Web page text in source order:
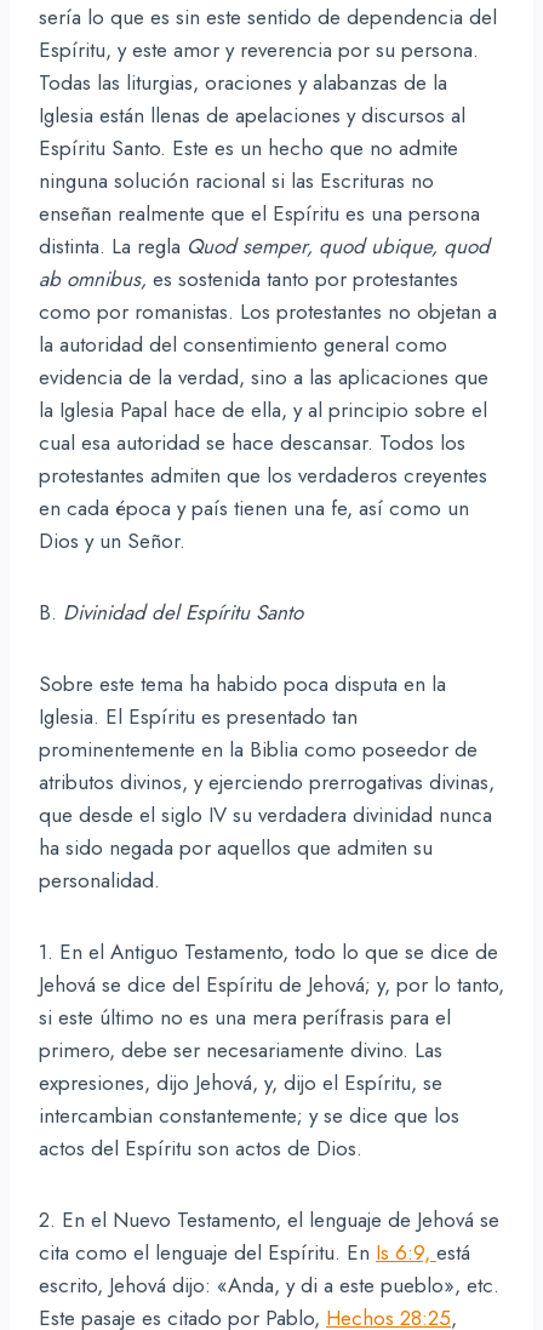
sería lo que es sin este sentido de dependencia del
Espíritu, y este amor y reverencia por su persona.
Todas las liturgias, oraciones y alabanzas de la
Iglesia están llenas de apelaciones y discursos al
Espíritu Santo. Este es un hecho que no admite
ninguna solución racional si las Escrituras no
enseñan realmente que el Espíritu es una persona
distinta. La regla Quod semper, quod ubique, quod
ab omnibus, es sostenida tanto por protestantes
como por romanistas. Los protestantes no objetan a
la autoridad del consentimiento general como
evidencia de la verdad, sino a las aplicaciones que
la Iglesia Papal hace de ella, y al principio sobre el
cual esa autoridad se hace descansar. Todos los
protestantes admiten que los verdaderos creyentes
en cada época y país tienen una fe, así como un
Dios y un Señor.
B. Divinidad del Espíritu Santo
Sobre este tema ha habido poca disputa en la
Iglesia. El Espíritu es presentado tan
prominentemente en la Biblia como poseedor de
atributos divinos, y ejerciendo prerrogativas divinas,
que desde el siglo IV su verdadera divinidad nunca
ha sido negada por aquellos que admiten su
personalidad.
1. En el Antiguo Testamento, todo lo que se dice de
Jehová se dice del Espíritu de Jehová; y, por lo tanto,
si este último no es una mera perífrasis para el
primero, debe ser necesariamente divino. Las
expresiones, dijo Jehová, y, dijo el Espíritu, se
intercambian constantemente; y se dice que los
actos del Espíritu son actos de Dios.
2. En el Nuevo Testamento, el lenguaje de Jehová se
cita como el lenguaje del Espíritu. En Is 6:9, está
escrito, Jehová dijo: «Anda, y di a este pueblo», etc.
Este pasaje es citado por Pablo, Hechos 28:25,